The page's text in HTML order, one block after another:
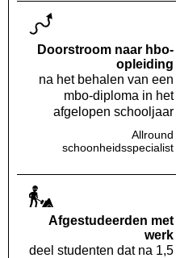
Doorstroom naar hbo-
opleiding
na het behalen van een
mbo-diploma in het
afgelopen schooljaar
Allround
schoonheidsspecialist
Af­gestudeerden met
werk
deel studenten dat na 1,5